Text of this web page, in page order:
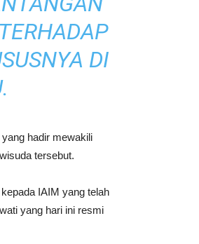
DI
hadir mewakili
tersebut.
IAIM yang telah
yang hari ini resmi